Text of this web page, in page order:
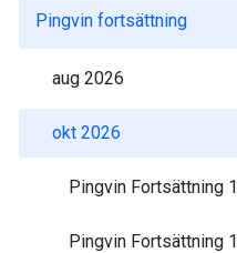
Pingvin fortsättning
aug 2026
okt 2026
Pingvin Fortsättning
Pingvin Fortsättning